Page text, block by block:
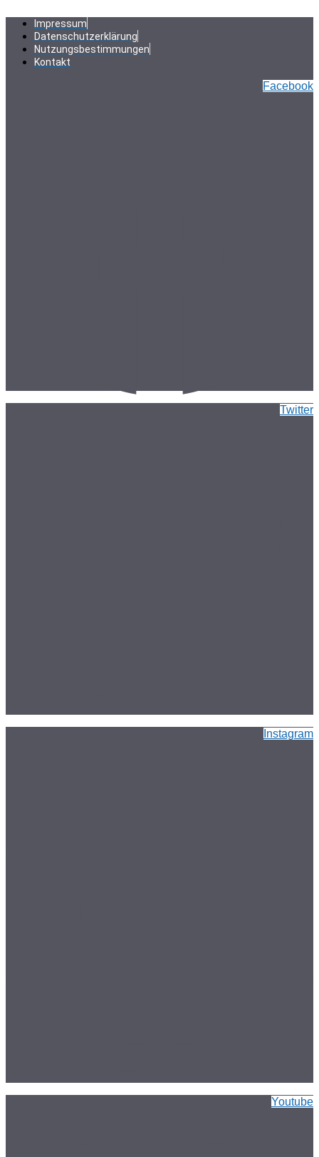
Inhalt
springen
Impressum
Datenschutzerklärung
Nutzungsbestimmungen
Kontakt
Facebook
Twitter
Instagram
Youtube